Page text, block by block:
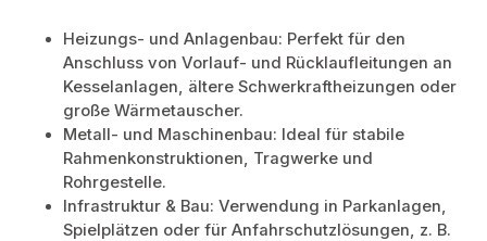
Heizungs- und Anlagenbau: Perfekt für den
Anschluss von Vorlauf- und Rücklaufleitungen an
Kesselanlagen, ältere Schwerkraftheizungen oder
große Wärmetauscher.
Metall- und Maschinenbau: Ideal für stabile
Rahmenkonstruktionen, Tragwerke und
Rohrgestelle.
Infrastruktur & Bau: Verwendung in Parkanlagen,
Spielplätzen oder für Anfahrschutzlösungen, z. B.